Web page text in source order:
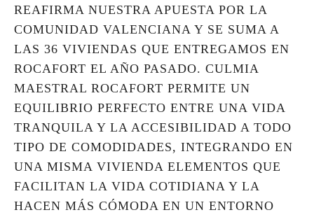
REAFIRMA NUESTRA APUESTA POR LA
COMUNIDAD VALENCIANA Y SE SUMA A
LAS 36 VIVIENDAS QUE ENTREGAMOS EN
ROCAFORT EL AÑO PASADO. CULMIA
MAESTRAL ROCAFORT PERMITE UN
EQUILIBRIO PERFECTO ENTRE UNA VIDA
TRANQUILA Y LA ACCESIBILIDAD A TODO
TIPO DE COMODIDADES, INTEGRANDO EN
UNA MISMA VIVIENDA ELEMENTOS QUE
FACILITAN LA VIDA COTIDIANA Y LA
HACEN MÁS CÓMODA EN UN ENTORNO